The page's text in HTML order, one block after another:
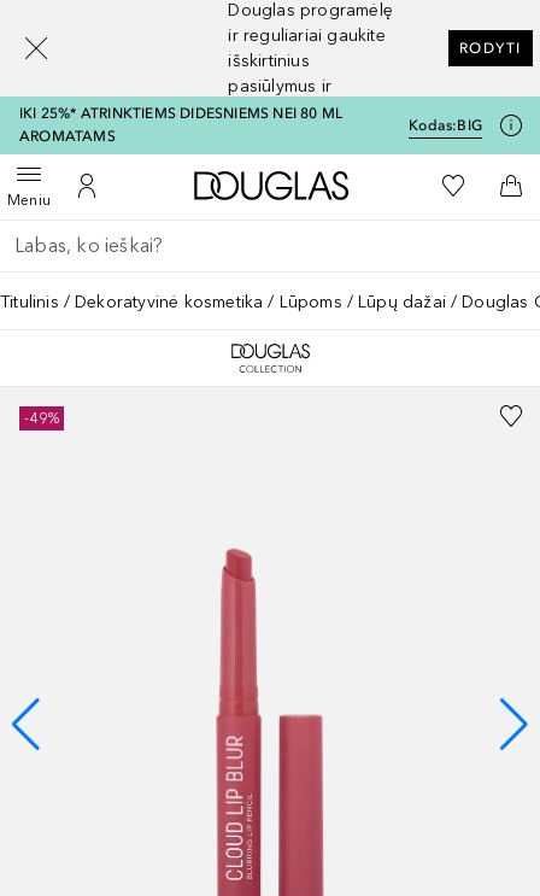
Douglas programėlę
ir reguliariai gaukite
išskirtinius
pasiūlymus ir
nuolaidas
RODYTI
IKI 25%* ATRINKTIEMS DIDESNIEMS NEI 80 ML
AROMATAMS
Kodas:BIG
MeniuAtidaryti meniuĮ mano paskyrą
Į Douglas pagrindinį
Į mano
Į
Grįžk atgal
Vykdykite paiešką
Titulinis Dekoratyvinė kosmetika Lūpoms Lūpų dažai Douglas
-49%
[navigation.slideout.screenreader]